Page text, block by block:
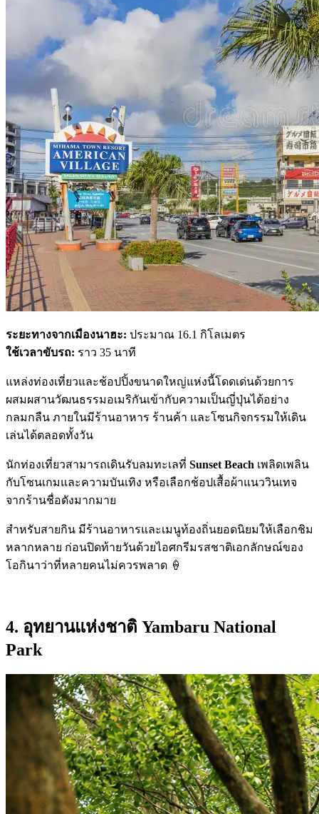
ระยะทางจากเมืองนาฮะ: ประมาณ 16.1 กิโลเมตร
ใช้เวลาขับรถ: ราว 35 นาที
แหล่งท่องเที่ยวและช้อปปิ้งขนาดใหญ่แห่งนี้โดดเด่นด้วยการ
ผสมผสานวัฒนธรรมอเมริกันเข้ากับความเป็นญี่ปุ่นได้อย่าง
กลมกลืน ภายในมีร้านอาหาร ร้านค้า และโซนกิจกรรมให้เดิน
เล่นได้ตลอดทั้งวัน
นักท่องเที่ยวสามารถเดินรับลมทะเลที่ Sunset Beach เพลิดเพลิน
กับโซนเกมและความบันเทิง หรือเลือกช้อปเสื้อผ้าแนววินเทจ
จากร้านชื่อดังมากมาย
สำหรับสายกิน มีร้านอาหารและเมนูท้องถิ่นยอดนิยมให้เลือกชิม
หลากหลาย ก่อนปิดท้ายวันด้วยไอศกรีมรสชาติเอกลักษณ์ของ
โอกินาว่าที่หลายคนไม่ควรพลาด 🍦
4. อุทยานแห่งชาติ Yambaru National
Park